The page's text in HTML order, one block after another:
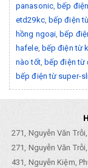
panasonic, bếp
etd29kc, bếp điện
hồng ngoại, bếp
hafele, bếp điện từ
nào tốt, bếp điện từ
bếp điện từ super-
271, Nguyễn Văn
271, Nguyễn Văn
431, Nguyễn Kiệm,